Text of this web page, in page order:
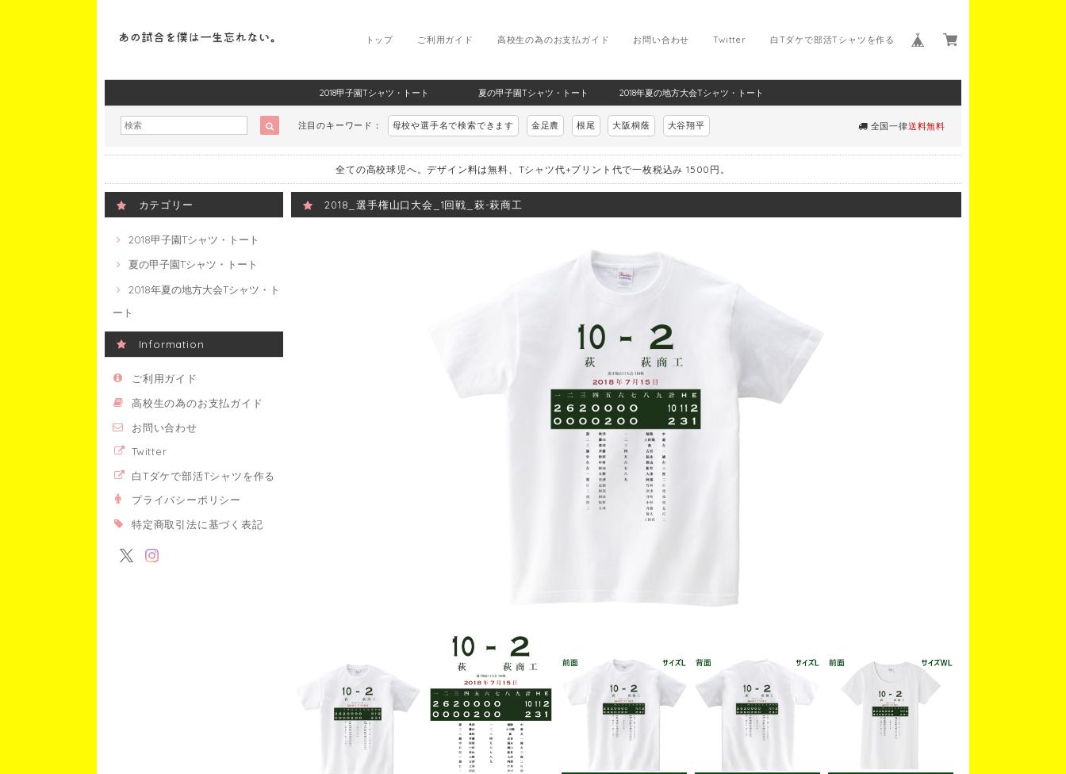
白Tダケで部活Tシャツを作る
Twitter
お問い合わせ
高校生の為のお支払ガイド
ご利用ガイド
トップ
2018甲子園Tシャツ・トート 夏の甲子園Tシャツ・トート 2018年夏の地方大会Tシャツ・トート
注目のキーワード： 母校や選手名で検索できます 金足農 根尾 大阪桐蔭 大谷翔平 全国一律送料無料
全ての高校球児へ。デザイン料は無料、Tシャツ代+プリント代で一枚税込み 1500円。
カテゴリー
2018甲子園Tシャツ・トート
夏の甲子園Tシャツ・トート
2018年夏の地方大会Tシャツ・ト
ート
Information
ご利用ガイド
高校生の為のお支払ガイド
お問い合わせ
Twitter
白Tダケで部活Tシャツを作る
プライバシーポリシー
特定商取引法に基づく表記
2018_選手権山口大会_1回戦_萩-萩商工